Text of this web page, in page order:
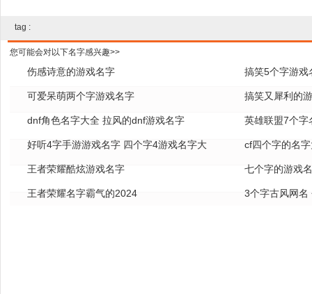
tag :
您可能会对以下名字感兴趣>>
伤感诗意的游戏名字 搞笑5个字游戏
可爱呆萌两个字游戏名字 搞笑又犀利的
dnf角色名字大全 拉风的dnf游戏名字 英雄联盟7个字
好听4字手游游戏名字 四个字4游戏名字大
全
cf四个字的名
王者荣耀酷炫游戏名字 七个字的游戏
王者荣耀名字霸气的2024 3个字古风网名